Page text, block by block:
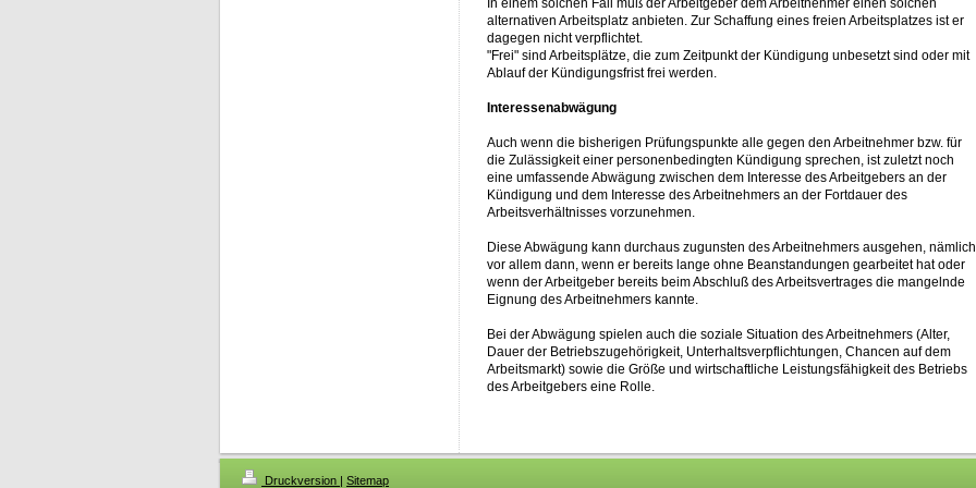
In einem solchen Fall muß der Arbeitgeber dem Arbeitnehmer einen solchen
alternativen Arbeitsplatz anbieten. Zur Schaffung eines freien Arbeitsplatzes ist er
dagegen nicht verpflichtet.
"Frei" sind Arbeitsplätze, die zum Zeitpunkt der Kündigung unbesetzt sind oder mit
Ablauf der Kündigungsfrist frei werden.
Interessenabwägung
Auch wenn die bisherigen Prüfungspunkte alle gegen den Arbeitnehmer bzw. für
die Zulässigkeit einer personenbedingten Kündigung sprechen, ist zuletzt noch
eine umfassende Abwägung zwischen dem Interesse des Arbeitgebers an der
Kündigung und dem Interesse des Arbeitnehmers an der Fortdauer des
Arbeitsverhältnisses vorzunehmen.
Diese Abwägung kann durchaus zugunsten des Arbeitnehmers ausgehen, nämlich
vor allem dann, wenn er bereits lange ohne Beanstandungen gearbeitet hat oder
wenn der Arbeitgeber bereits beim Abschluß des Arbeitsvertrages die mangelnde
Eignung des Arbeitnehmers kannte.
Bei der Abwägung spielen auch die soziale Situation des Arbeitnehmers (Alter,
Dauer der Betriebszugehörigkeit, Unterhaltsverpflichtungen, Chancen auf dem
Arbeitsmarkt) sowie die Größe und wirtschaftliche Leistungsfähigkeit des Betriebs
des Arbeitgebers eine Rolle.
Druckversion | Sitemap